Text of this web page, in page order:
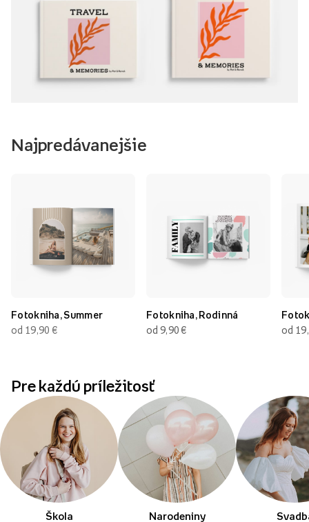
Najpredávanejšie
Fotokniha, Summer
od 19,90 €
Fotokniha, Rodinná
od 9,90 €
od
Pre každú príležitosť
Škola Narodeniny